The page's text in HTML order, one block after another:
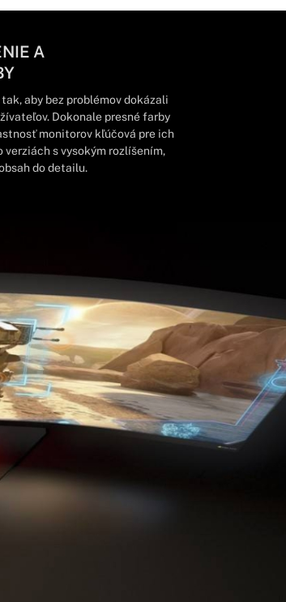
A
aby bez problémov dokázali
Dokonale presné farby
monitorov kľúčová pre ich
verziách s vysokým rozlíšením,
do detailu.